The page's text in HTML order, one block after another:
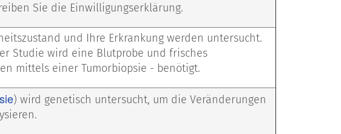
Sie die Einwilligungserklärung.
und Ihre Erkrankung werden untersucht.
Studie wird eine Blutprobe und frisches
mittels einer Tumorbiopsie - benötigt.
) wird genetisch untersucht, um die Veränderungen